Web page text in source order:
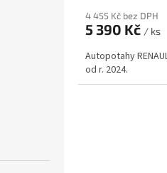
4 455 Kč bez DPH
5 390 Kč / ks
Autopotahy
od r. 2024.